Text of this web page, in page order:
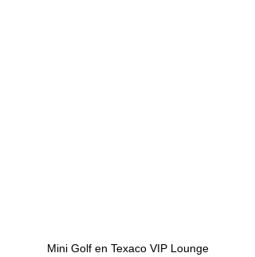
Mini Golf en Texaco VIP Lounge